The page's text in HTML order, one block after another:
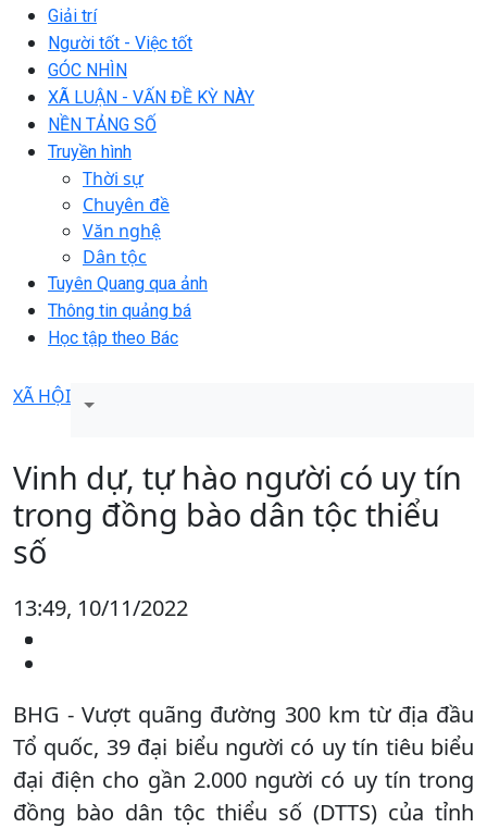
Giải trí
Người tốt - Việc tốt
GÓC NHÌN
XÃ LUẬN - VẤN ĐỀ KỲ NÀY
NỀN TẢNG SỐ
Truyền hình
Thời sự
Chuyên đề
Văn nghệ
Dân tộc
Tuyên Quang qua ảnh
Thông tin quảng bá
Học tập theo Bác
XÃ HỘI
Vinh dự, tự hào người có uy tín
trong đồng bào dân tộc thiểu
số
13:49, 10/11/2022
BHG - Vượt quãng đường 300 km từ địa đầu
Tổ quốc, 39 đại biểu người có uy tín tiêu biểu
đại điện cho gần 2.000 người có uy tín trong
đồng bào dân tộc thiểu số (DTTS) của tỉnh